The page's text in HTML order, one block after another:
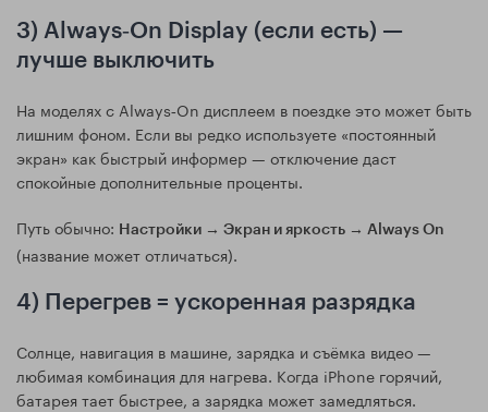
3) Always‑On Display (если есть) —
лучше выключить
На моделях с Always‑On дисплеем в поездке это может быть
лишним фоном. Если вы редко используете «постоянный
экран» как быстрый информер — отключение даст
спокойные дополнительные проценты.
Путь обычно: Настройки → Экран и яркость → Always On
(название может отличаться).
4) Перегрев = ускоренная разрядка
Солнце, навигация в машине, зарядка и съёмка видео —
любимая комбинация для нагрева. Когда iPhone горячий,
батарея тает быстрее, а зарядка может замедляться.